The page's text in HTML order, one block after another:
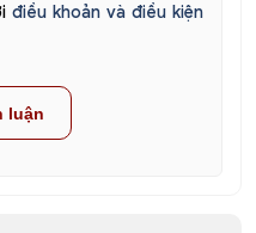
điều khoản và điều kiện